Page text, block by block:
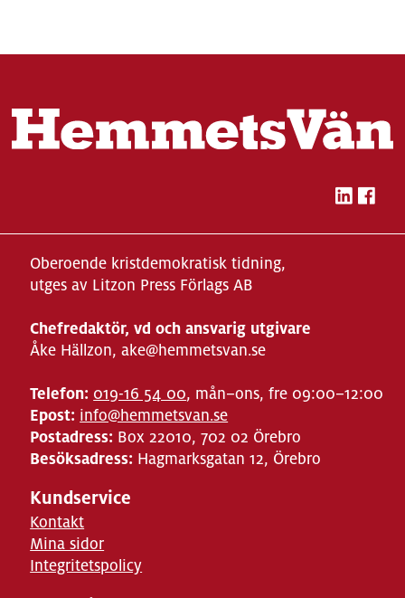
Oberoende kristdemokratisk tidning,
utges av Litzon Press Förlags AB
Chefredaktör, vd och ansvarig utgivare
Åke Hällzon, ake@hemmetsvan.se
Telefon: 019-16 54 00, mån–ons, fre 09:00–12:00
Epost: info@hemmetsvan.se
Postadress: Box 22010, 702 02 Örebro
Besöksadress: Hagmarksgatan 12, Örebro
Kundservice
Kontakt
Mina sidor
Integritetspolicy